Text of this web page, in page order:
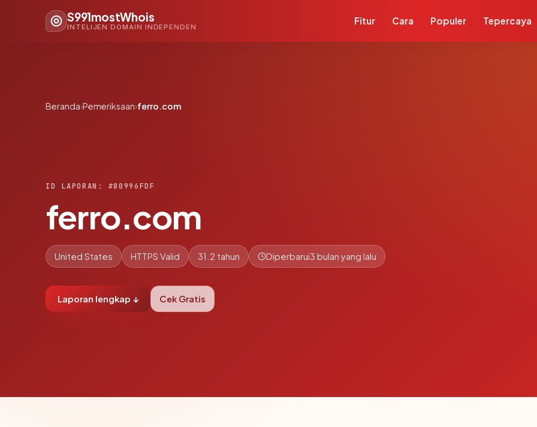
S991mostWhois
INTELIJEN DOMAIN INDEPENDEN
Fitur Cara Populer Tepercaya
Beranda›Pemeriksaan›ferro.com
ID LAPORAN: #80996FDF
ferro.com
United States HTTPS Valid 31.2 tahun Diperbarui3 bulan yang lalu
Laporan lengkap ↓ Cek Gratis